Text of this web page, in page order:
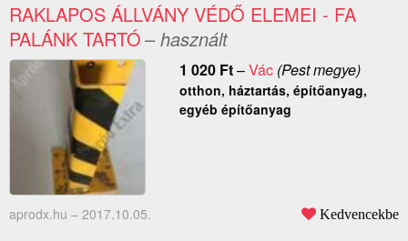
RAKLAPOS ÁLLVÁNY VÉDŐ ELEMEI - FA
PALÁNK TARTÓ– használt
1 020 Ft–Vác(Pest megye)
otthon, háztartás, építőanyag,
egyéb építőanyag
aprodx.hu – 2017.10.05. Kedvencekbe